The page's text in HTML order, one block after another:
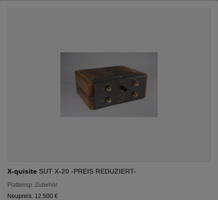
X-quisite SUT X-20 -PREIS REDUZIERT-
Plattensp. Zubehör
Neupreis: 12.500 €